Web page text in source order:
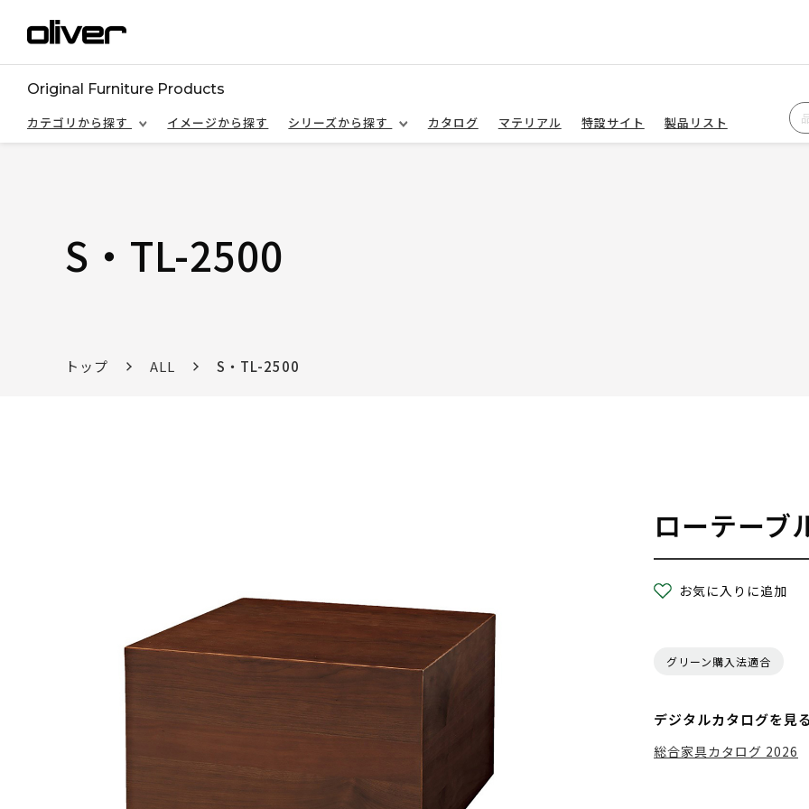
Original Furniture Products
カテゴリから探す
イメージから探す シリーズから探す カタログ マテリアル 特設サイト 製品リスト
S・TL-2500
トップ ALL S・TL-2500
ローテーブ
お気に入りに追加
グリーン購入法適合
デジタルカタログを見る
総合家具カタログ 2026